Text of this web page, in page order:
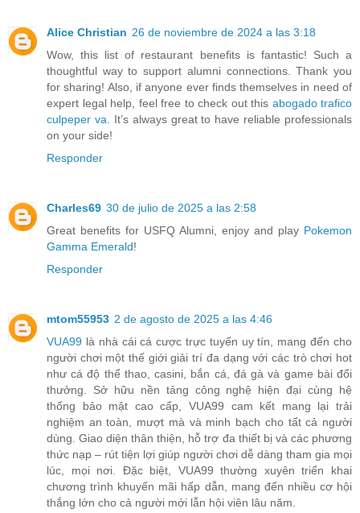
Alice Christian 26 de noviembre de 2024 a las 3:18
Wow, this list of restaurant benefits is fantastic! Such a
thoughtful way to support alumni connections. Thank you
for sharing! Also, if anyone ever finds themselves in need of
expert legal help, feel free to check out this abogado trafico
culpeper va . It’s always great to have reliable professionals
on your side!
Responder
Charles69 30 de julio de 2025 a las 2:58
Great benefits for USFQ Alumni, enjoy and play Pokemon
Gamma Emerald!
Responder
mtom55953 2 de agosto de 2025 a las 4:46
VUA99 là nhà cái cá cược trực tuyến uy tín, mang đến cho
người chơi một thế giới giải trí đa dạng với các trò chơi hot
như cá độ thể thao, casini, bắn cá, đá gà và game bài đổi
thưởng. Sở hữu nền tảng công nghệ hiện đại cùng hệ
thống bảo mật cao cấp, VUA99 cam kết mang lại trải
nghiệm an toàn, mượt mà và minh bạch cho tất cả người
dùng. Giao diện thân thiện, hỗ trợ đa thiết bị và các phương
thức nạp – rút tiện lợi giúp người chơi dễ dàng tham gia mọi
lúc, mọi nơi. Đặc biệt, VUA99 thường xuyên triển khai
chương trình khuyến mãi hấp dẫn, mang đến nhiều cơ hội
thắng lớn cho cả người mới lẫn hội viên lâu năm.